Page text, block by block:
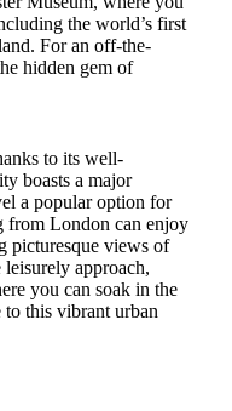
the world’s first
For an off-the-
hidden gem of
to its well-
boasts a major
a popular option for
from London can enjoy
picturesque views of
approach,
you can soak in the
this vibrant urban